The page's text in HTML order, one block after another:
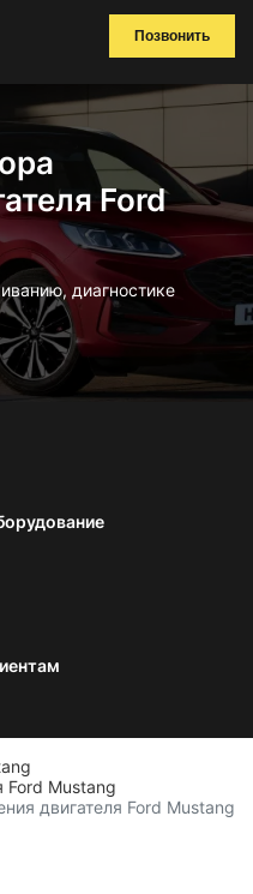
Позвонить
Ford
диагностике
Mustang
двигателя Ford Mustang